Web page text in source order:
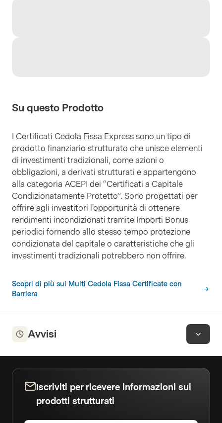
Su questo Prodotto
I Certificati Cedola Fissa Express sono un tipo di
prodotto finanziario strutturato che unisce elementi
di investimenti tradizionali, come azioni o
obbligazioni, a derivati strutturati e appartengono
alla categoria ACEPI dei “Certificati a Capitale
Condizionatamente Protetto”. Sono progettati per
offrire agli investitori l'opportunità di ottenere
rendimenti incondizionati tramite Importi Bonus
periodici fornendo allo stesso tempo protezione
condizionata del capitale o caratteristiche che gli
investimenti tradizionali potrebbero non offrire.
Scopri di più sui Multi Cedola Fissa Certificate con
Barriera
Avvisi
Iscriviti per ricevere informazioni sui
prodotti strutturati